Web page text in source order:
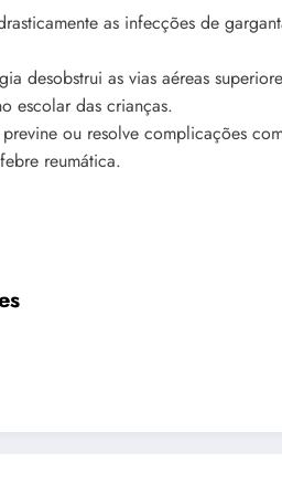
as infecções de
desobstrui as vias aéreas
escolar das crianças.
ou resolve complicações
reumática.